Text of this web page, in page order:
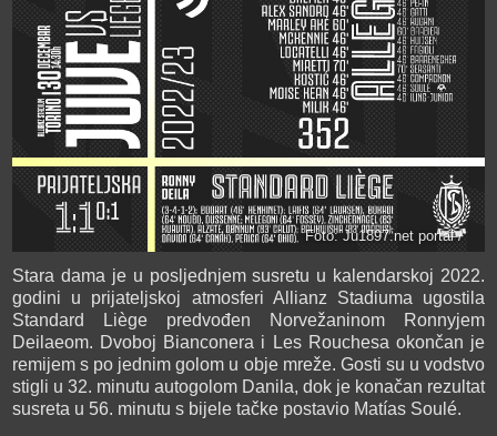
Foto: Ju1897.net portal /
Stara dama je u posljednjem susretu u kalendarskoj 2022.
godini u prijateljskoj atmosferi Allianz Stadiuma ugostila
Standard Liège predvođen Norvežaninom Ronnyjem
Deilaeom. Dvoboj Bianconera i Les Rouchesa okončan je
remijem s po jednim golom u obje mreže. Gosti su u vodstvo
stigli u 32. minutu autogolom Danila, dok je konačan rezultat
susreta u 56. minutu s bijele tačke postavio Matías Soulé.